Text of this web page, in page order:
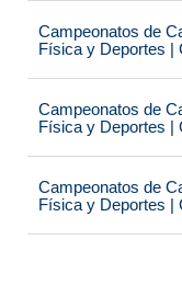
Campeonatos de
Física y Deportes |
Campeonatos de
Física y Deportes |
Campeonatos de
Física y Deportes |